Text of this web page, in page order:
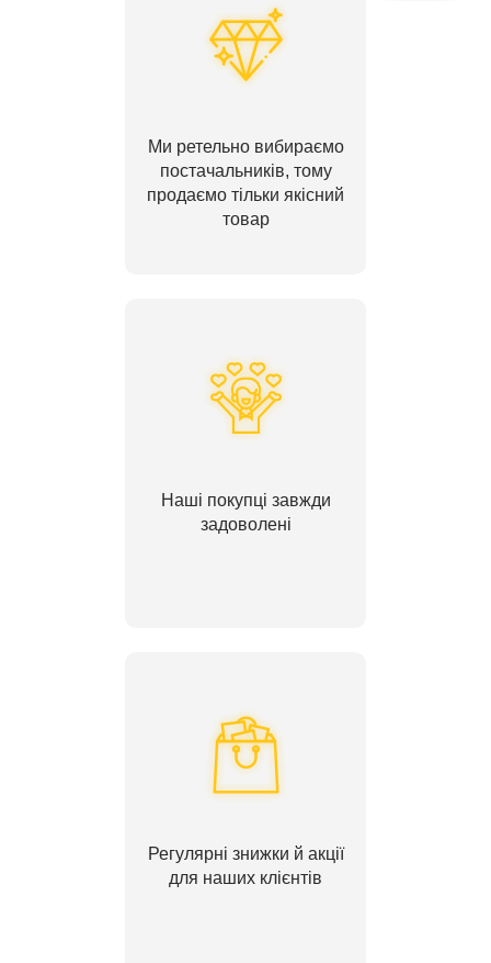
Ми ретельно вибираємо
постачальників, тому
продаємо тільки якісний
товар
Наші покупці завжди
задоволені
Регулярні знижки й акції
для наших клієнтів